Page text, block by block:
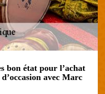
bon état pour l’achat
avec Marc